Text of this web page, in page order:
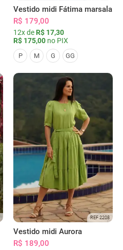
Vestido midi Fátima marsala
R$ 179,00
12x de R$ 17,30
R$ 175,00 no PIX
P M G GG
REF 2208
Vestido midi Aurora
R$ 189,00